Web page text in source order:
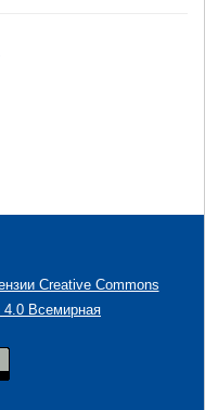
Creative Commons
4.0 Всемирная